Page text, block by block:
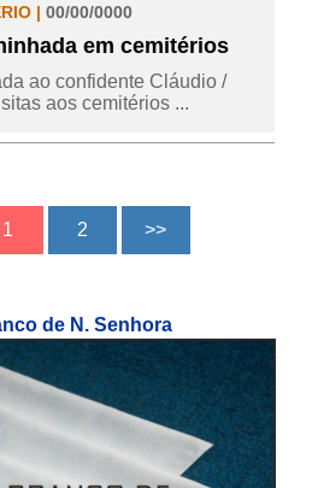
| 00/00/0000
em cemitérios
ao confidente Cláudio /
aos cemitérios ...
de N. Senhora